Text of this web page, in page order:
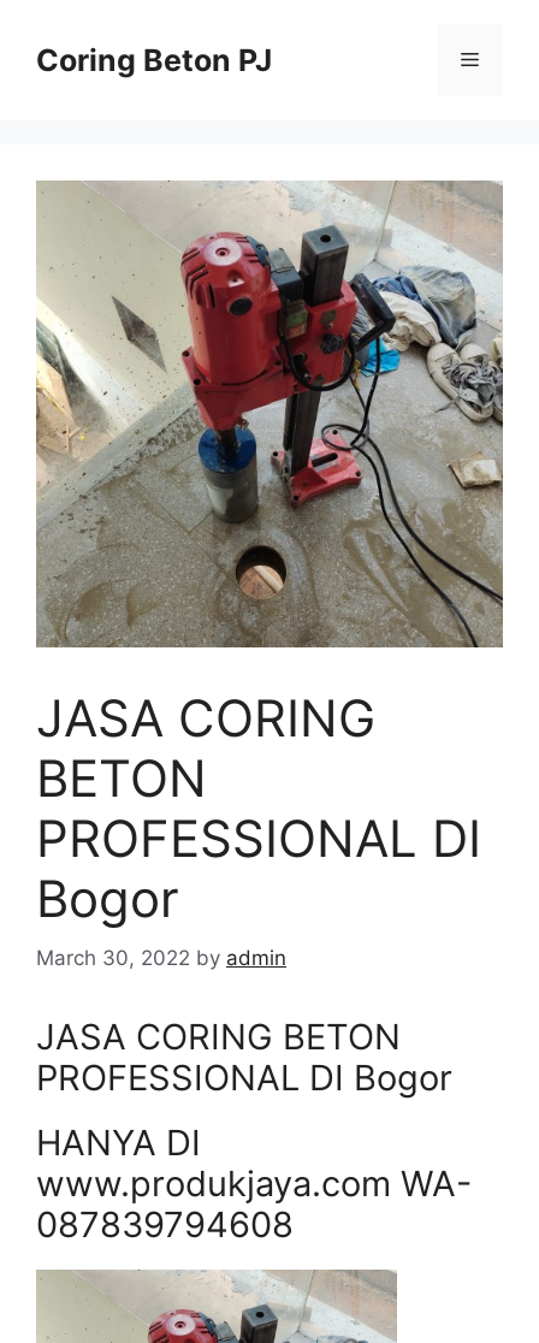
contentCoring Beton PJ Menu
JASA CORING
BETON
PROFESSIONAL DI
Bogor
March 30, 2022 by admin
JASA CORING BETON
PROFESSIONAL DI Bogor
HANYA DI
www.produkjaya.com WA-
087839794608